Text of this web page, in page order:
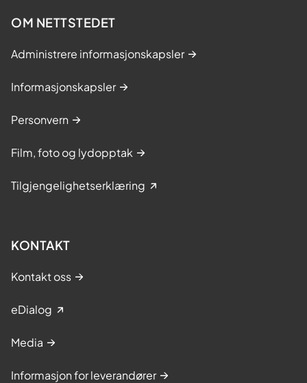
OM NETTSTEDET
Administrere informasjonskapsler
Informasjonskapsler
Personvern
Film, foto og lydopptak
Tilgjengelighetserklæring
KONTAKT
Kontakt oss
eDialog
Media
Informasjon for leverandører